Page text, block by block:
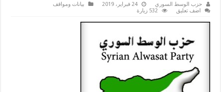
حزب الوسط السوري 24 فبراير، 2019
بيانات ومواقف
اضف تعليق
532 زيارة